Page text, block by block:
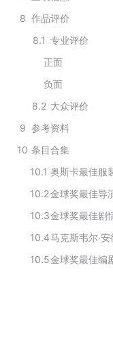
8 作品评价
8.1 专业评价
正面
负面
8.2 大众评价
9 参考资料
10 条目合集
10.1
10.2
10.3
10.4
10.5